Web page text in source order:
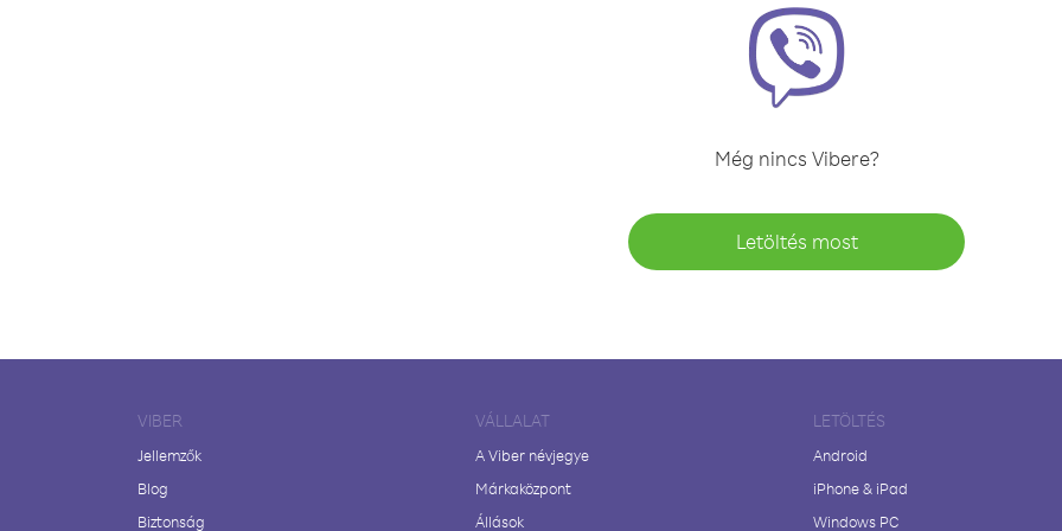
Még nincs Vibere?
Letöltés most
VIBER
Jellemzők
Blog
Biztonság
VÁLLALAT
A Viber névjegye
Márkaközpont
Állások
LETÖLTÉS
Android
iPhone & iPad
Windows PC